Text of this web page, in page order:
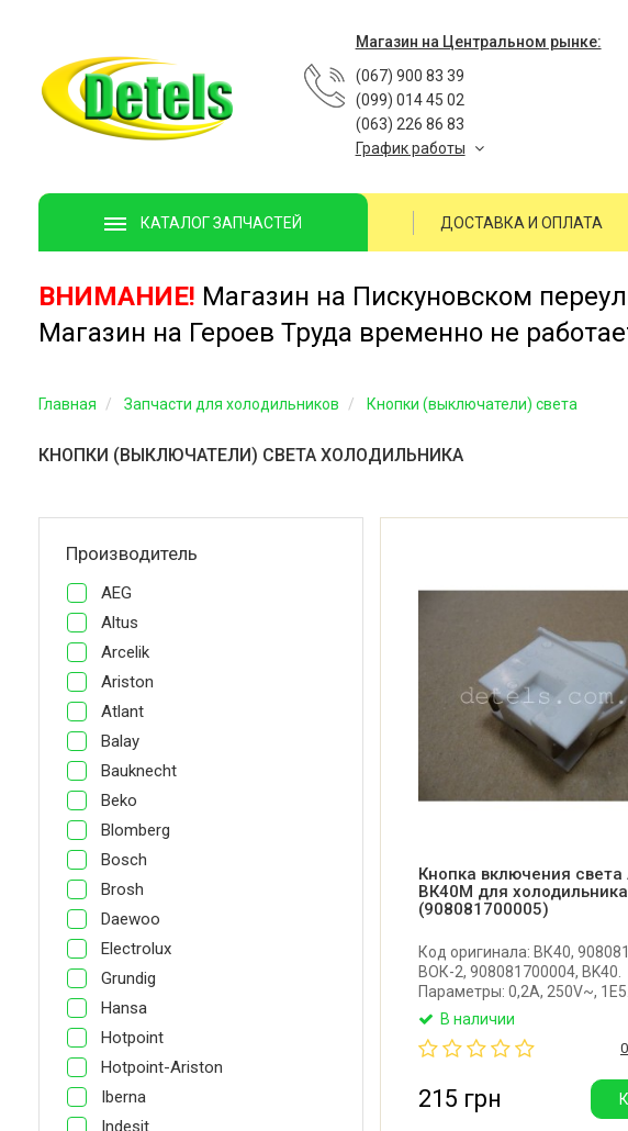
Магазин на Центральном рынке:
(067) 900 83 39
(099) 014 45 02
(063) 226 86 83
График работы
КАТАЛОГ ЗАПЧАСТЕЙ ДОСТАВКА И ОПЛАТА
ВНИМАНИЕ! Магазин на Пискуновском
Магазин на Героев Труда временно не
Главная Запчасти для холодильников Кнопки (выключатели) света
КНОПКИ (ВЫКЛЮЧАТЕЛИ) СВЕТА ХОЛОДИЛЬНИКА
Производитель
AEG
Altus
Arcelik
Ariston
Atlant
Balay
Bauknecht
Beko
Blomberg
Bosch
Brosh
Daewoo
Electrolux
Grundig
Hansa
Hotpoint
Hotpoint-Ariston
Iberna
Indesit
Кнопка включения света
ВК40М для холодильника
(908081700005)
Код оригинала: ВК40,
ВОК-2, 908081700004, BK40.
Параметры: 0,2A, 250V~, 1E5.
Оригинальная кнопка
света для холодильника
Производитель: ЗАО Атлант
В наличии
215 грн